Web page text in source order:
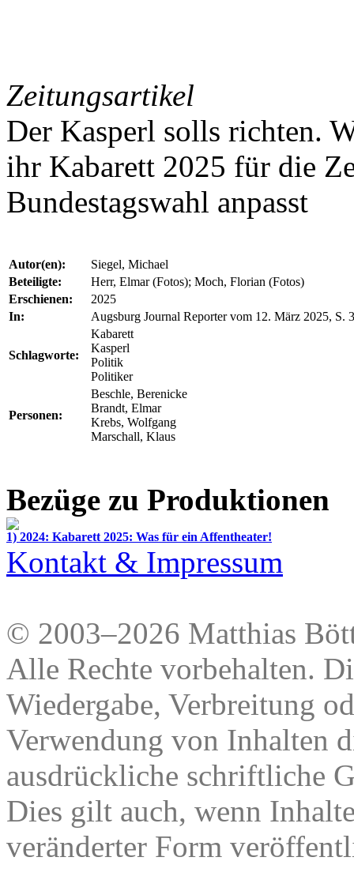
Zeitungsartikel
Der Kasperl solls richten.
ihr Kabarett 2025 für die
Bundestagswahl anpasst
Autor(en):
Siegel, Michael
Beteiligte:
Herr, Elmar (Fotos); Moch, Florian (Fotos)
Erschienen:
2025
In:
Augsburg Journal Reporter vom 12. März 2025, S. 3
Schlagworte:
Kabarett
Kasperl
Politik
Politiker
Personen:
Beschle, Berenicke
Brandt, Elmar
Krebs, Wolfgang
Marschall, Klaus
Bezüge zu Produktionen
1) 2024: Kabarett 2025: Was für ein Affentheater!
Kontakt & Impressum
© 2003–2026 Matthias
Alle Rechte vorbehalten.
Wiedergabe, Verbreitung
Verwendung von Inhalten
ausdrückliche schriftliche
Dies gilt auch, wenn
veränderter Form